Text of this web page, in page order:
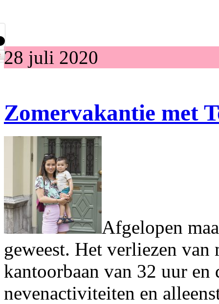
28 juli 2020
Zomervakantie met
Afgelopen
geweest. Het verliezen
kantoorbaan van 32 uur en
nevenactiviteiten en